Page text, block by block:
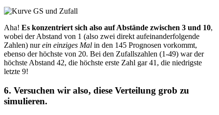
Aha! Es konzentriert sich also auf Abstände zwischen 3 und 10,
wobei der Abstand von 1 (also zwei direkt aufeinanderfolgende
Zahlen) nurein einziges Mal in den 145 Prognosen vorkommt,
ebenso der höchste von 20. Bei den Zufallszahlen (1-49) war der
höchste Abstand 42, die höchste erste Zahl gar 41, die niedrigste
letzte 9!
6. Versuchen wir also, diese Verteilung grob zu
simulieren.